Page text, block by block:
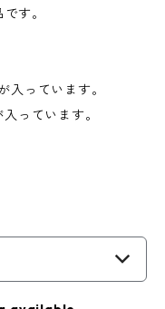
す。
入っています。
っています。